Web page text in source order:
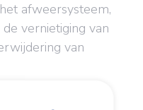
afweersysteem,
vernietiging van
van
van de levende